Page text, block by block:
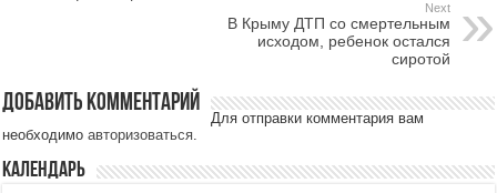
Next
В Крыму ДТП со смертельным
исходом, ребенок остался
сиротой
Добавить комментарий
Для отправки комментария вам
необходимоавторизоваться.
Календарь